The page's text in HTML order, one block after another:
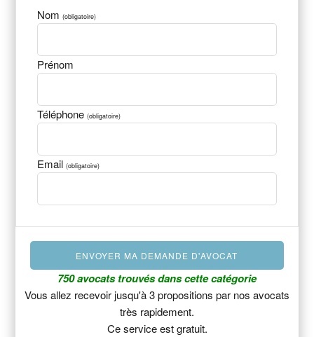
Nom(obligatoire)
Prénom
Téléphone(obligatoire)
Email(obligatoire)
750 avocats trouvés dans cette catégorie
Vous allez recevoir jusqu'à 3 propositions par nos avocats
très rapidement.
Ce service est gratuit.